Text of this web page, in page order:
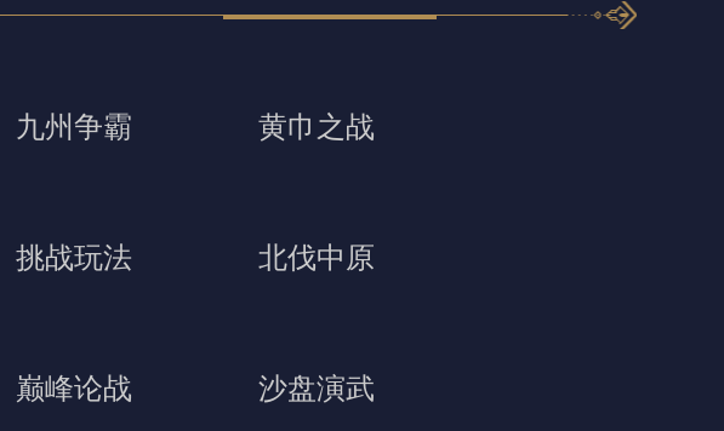
九州争霸 黄巾之战
挑战玩法 北伐中原
巅峰论战 沙盘演武